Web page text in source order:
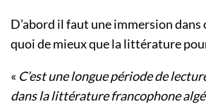
D’abord il faut une immersion
quoi de mieux que la littérature
« C’est une longue période de
dans la littérature francophone